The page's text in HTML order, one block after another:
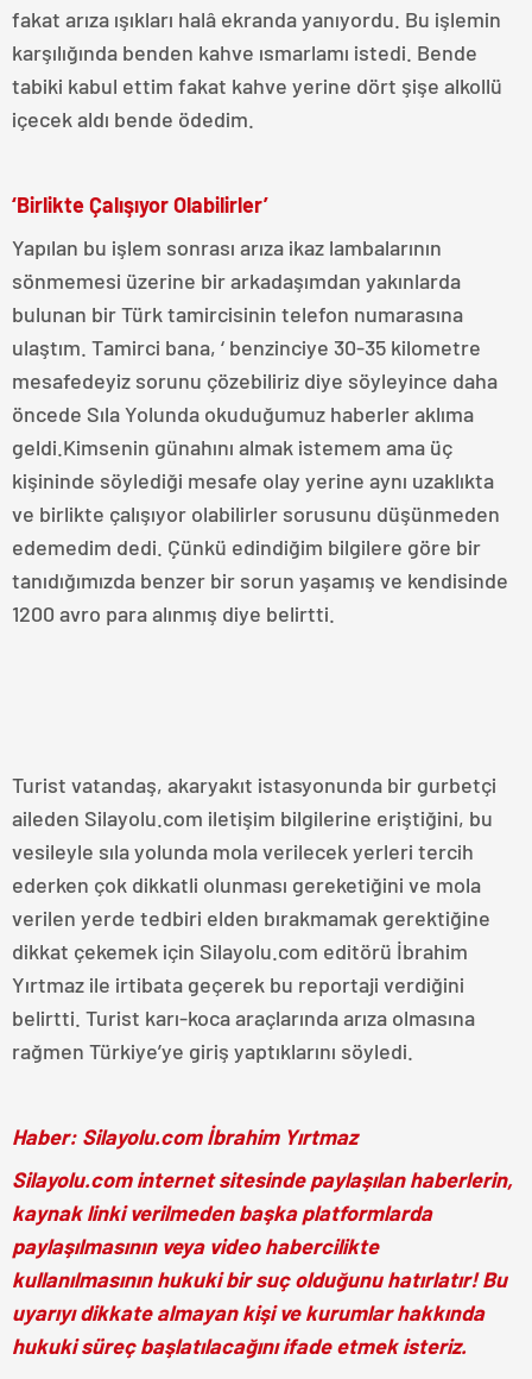
fakat arıza ışıkları halâ ekranda yanıyordu. Bu işlemin
karşılığında benden kahve ısmarlamı istedi. Bende
tabiki kabul ettim fakat kahve yerine dört şişe alkollü
içecek aldı bende ödedim.
‘Birlikte Çalışıyor Olabilirler’
Yapılan bu işlem sonrası arıza ikaz lambalarının
sönmemesi üzerine bir arkadaşımdan yakınlarda
bulunan bir Türk tamircisinin telefon numarasına
ulaştım. Tamirci bana, ‘ benzinciye 30-35 kilometre
mesafedeyiz sorunu çözebiliriz diye söyleyince daha
öncede Sıla Yolunda okuduğumuz haberler aklıma
geldi.Kimsenin günahını almak istemem ama üç
kişininde söylediği mesafe olay yerine aynı uzaklıkta
ve birlikte çalışıyor olabilirler sorusunu düşünmeden
edemedim dedi. Çünkü edindiğim bilgilere göre bir
tanıdığımızda benzer bir sorun yaşamış ve kendisinde
1200 avro para alınmış diye belirtti.
Turist vatandaş, akaryakıt istasyonunda bir gurbetçi
aileden Silayolu.com iletişim bilgilerine eriştiğini, bu
vesileyle sıla yolunda mola verilecek yerleri tercih
ederken çok dikkatli olunması gereketiğini ve mola
verilen yerde tedbiri elden bırakmamak gerektiğine
dikkat çekemek için Silayolu.com editörü İbrahim
Yırtmaz ile irtibata geçerek bu reportaji verdiğini
belirtti. Turist karı-koca araçlarında arıza olmasına
rağmen Türkiye’ye giriş yaptıklarını söyledi.
Haber: Silayolu.com İbrahim Yırtmaz
Silayolu.com internet sitesinde paylaşılan haberlerin,
kaynak linki verilmeden başka platformlarda
paylaşılmasının veya video habercilikte
kullanılmasının hukuki bir suç olduğunu hatırlatır! Bu
uyarıyı dikkate almayan kişi ve kurumlar hakkında
hukuki süreç başlatılacağını ifade etmek isteriz.